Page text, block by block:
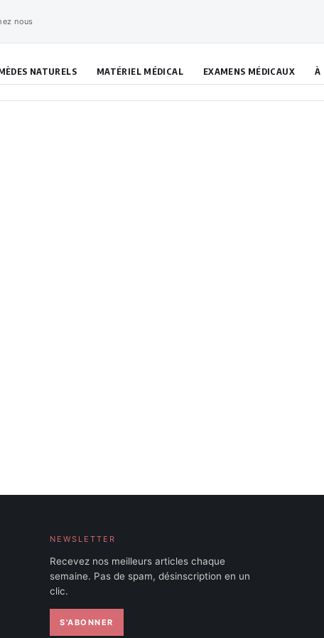
nous
NATURELS MATÉRIEL MÉDICAL EXAMENS MÉDICAUX À
NEWSLETTER
Recevez nos meilleurs articles chaque
semaine. Pas de spam, désinscription en un
clic.
S'ABONNER